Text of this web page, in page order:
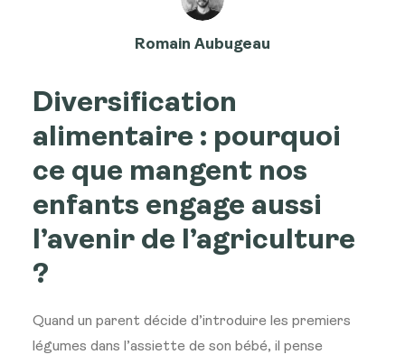
Romain Aubugeau
Diversification
alimentaire : pourquoi
ce que mangent nos
enfants engage aussi
l’avenir de l’agriculture
?
Quand un parent décide d’introduire les premiers
légumes dans l’assiette de son bébé, il pense